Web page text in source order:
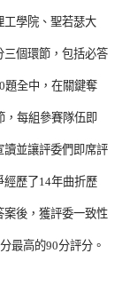
學院、聖若瑟大
三個環節，包括必答
題全中，在關鍵奪
，每組參賽隊伍即
讀並讓評委們即席評
經歷了14年曲折歷
案後，獲評委一致性
最高的90分評分。